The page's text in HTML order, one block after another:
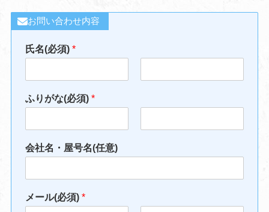
お問い合わせ内容
氏名(必須)*
ふりがな(必須)*
会社名・屋号名(任意)
メール(必須)*